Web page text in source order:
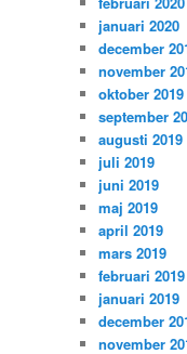
januari 2020
december
november
oktober 2019
september
augusti 2019
juli 2019
juni 2019
maj 2019
april 2019
mars 2019
februari 2019
januari 2019
december
november